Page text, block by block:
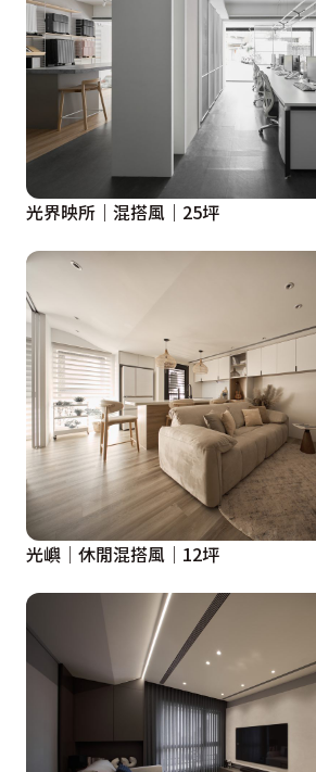
光界映所｜混搭風｜25坪
光嶼│休閒混搭風│12坪